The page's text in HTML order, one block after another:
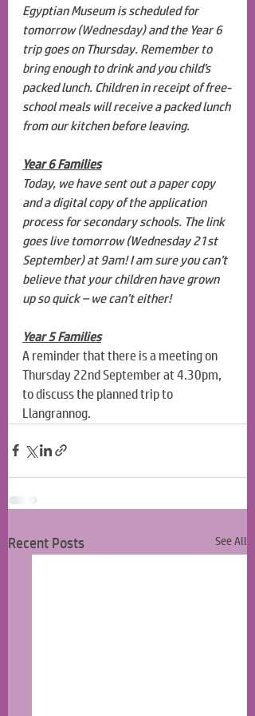
Egyptian Museum is scheduled for
tomorrow (Wednesday) and the Year 6
trip goes on Thursday. Remember to
bring enough to drink and you child’s
packed lunch. Children in receipt of free-
school meals will receive a packed lunch
from our kitchen before leaving.
Year 6 Families
Today, we have sent out a paper copy
and a digital copy of the application
process for secondary schools. The link
goes live tomorrow (Wednesday 21st
September) at 9am! I am sure you can’t
believe that your children have grown
up so quick – we can’t either!
Year 5 Families
A reminder that there is a meeting on
Thursday 22nd September at 4.30pm,
to discuss the planned trip to
Llangrannog.
Recent Posts See All